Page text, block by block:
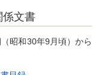
係文書
昭和30年9月頃）から